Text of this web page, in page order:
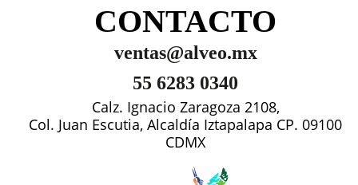
CONTACTO
ventas@alveo.mx
55 6283 0340
Calz. Ignacio Zaragoza 2108,
Col. Juan Escutia, Alcaldía Iztapalapa CP. 09100
CDMX